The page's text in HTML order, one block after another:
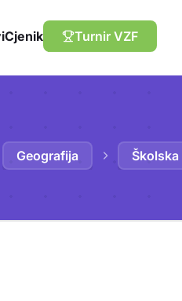
Cjenik Turnir VZF
Geografija Školska